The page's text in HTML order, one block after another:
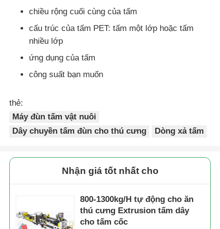
chiều rộng cuối cùng của tấm
cấu trúc của tấm PET: tấm một lớp hoặc tấm
nhiều lớp
ứng dụng của tấm
công suất bạn muốn
thẻ:
Máy đùn tấm vật nuôi
Dây chuyền tấm đùn cho thú cưng
Dòng xả tấm
Nhận giá tốt nhất cho
800-1300kg/H tự động cho ăn
thú cưng Extrusion tấm dây
cho tấm cốc